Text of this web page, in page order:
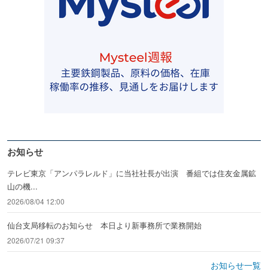
お知らせ
テレビ東京「アンパラレルド」に当社社長が出演 番組では住友金属鉱
山の機...
2026/08/04 12:00
仙台支局移転のお知らせ 本日より新事務所で業務開始
2026/07/21 09:37
お知らせ一覧